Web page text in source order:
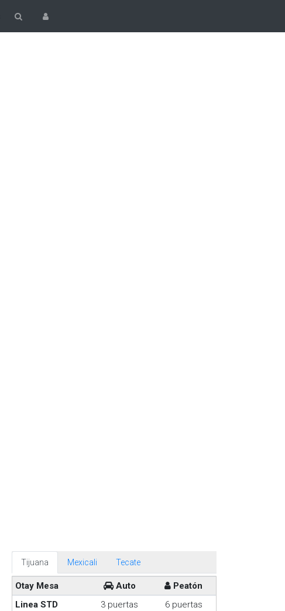
Tijuana Mexicali Tecate
Otay Mesa Auto
Peatón
Linea STD
3 puertas
6 puertas